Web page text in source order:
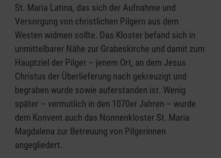
St. Maria Latina, das sich der Aufnahme und
Versorgung von christlichen Pilgern aus dem
Westen widmen sollte. Das Kloster befand sich in
unmittelbarer Nähe zur Grabeskirche und damit zum
Hauptziel der Pilger – jenem Ort, an dem Jesus
Christus der Überlieferung nach gekreuzigt und
begraben wurde sowie auferstanden ist. Wenig
später – vermutlich in den 1070er Jahren – wurde
dem Konvent auch das Nonnenkloster St. Maria
Magdalena zur Betreuung von Pilgerinnen
angegliedert.